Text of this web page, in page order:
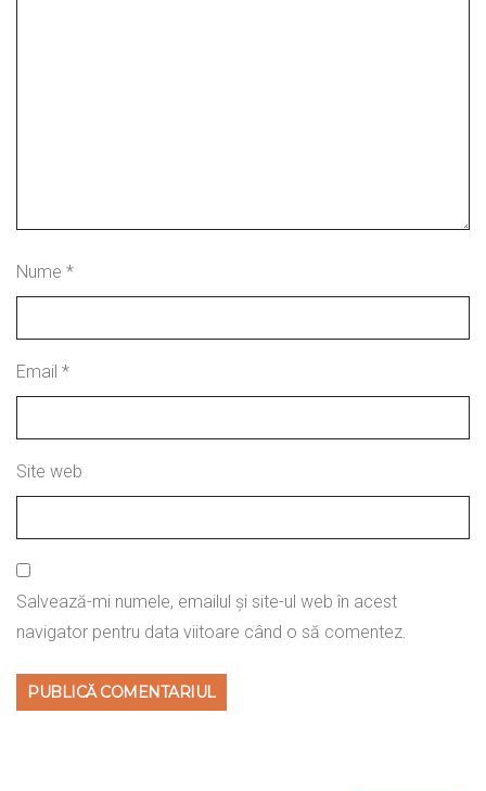
Nume *
Email *
Site web
Salvează-mi numele, emailul și site-ul web în acest
navigator pentru data viitoare când o să comentez.